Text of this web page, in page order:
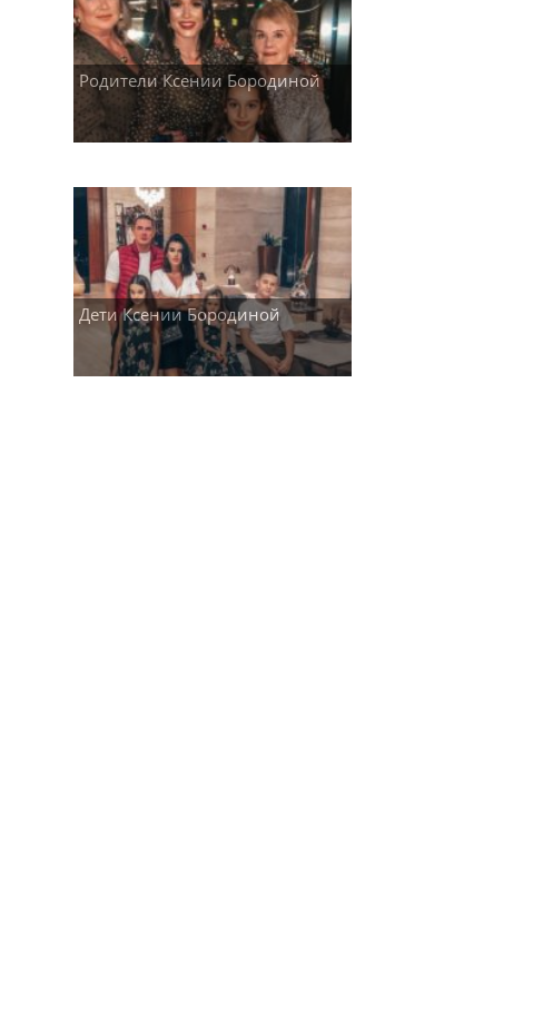
Родители Ксении Бородиной
Дети Ксении Бородиной